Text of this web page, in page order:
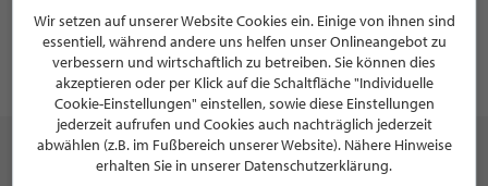
Sandra Fischer
ANGEBOTE UND EVENTS
Wir setzen auf unserer Website Cookies ein. Einige von ihnen sind
essentiell, während andere uns helfen unser Onlineangebot zu
verbessern und wirtschaftlich zu betreiben. Sie können dies
akzeptieren oder per Klick auf die Schaltfläche "Individuelle
Cookie-Einstellungen" einstellen, sowie diese Einstellungen
jederzeit aufrufen und Cookies auch nachträglich jederzeit
abwählen (z.B. im Fußbereich unserer Website). Nähere Hinweise
erhalten Sie in unserer Datenschutzerklärung.